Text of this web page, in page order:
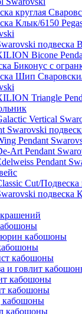
круглая
Клык/6150
подвеска
Bicone
Биконус c
Шип
Triangle
Vertical
Swarovski
Pendant
Art Pendant
Pendant
Cut/Подвеска
подвеска
кабошоны
кабошоны
и говлит
кабошоны
кабошоны
кабошоны
кабошоны